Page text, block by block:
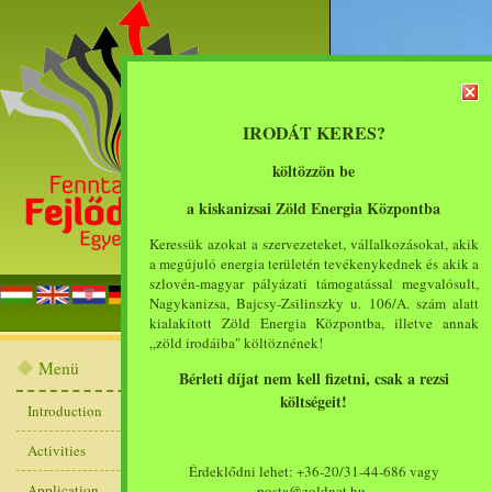
IRODÁT KERES?
költözzön be
a kiskanizsai Zöld Energia Központba
Keressük azokat a szervezeteket, vállalkozásokat, akik
a megújuló energia területén tevékenykednek és akik a
szlovén-magyar pályázati támogatással megvalósult,
Nagykanizsa, Bajcsy-Zsilinszky u. 106/A. szám alatt
kialakított Zöld Energia Központba, illetve annak
„zöld irodáiba" költöznének!
Bérleti díjat nem kell fizetni, csak a rezsi
költségeit!
Érdeklődni lehet: +36-20/31-44-686 vagy
main
Menü
Introduction
Activities
.